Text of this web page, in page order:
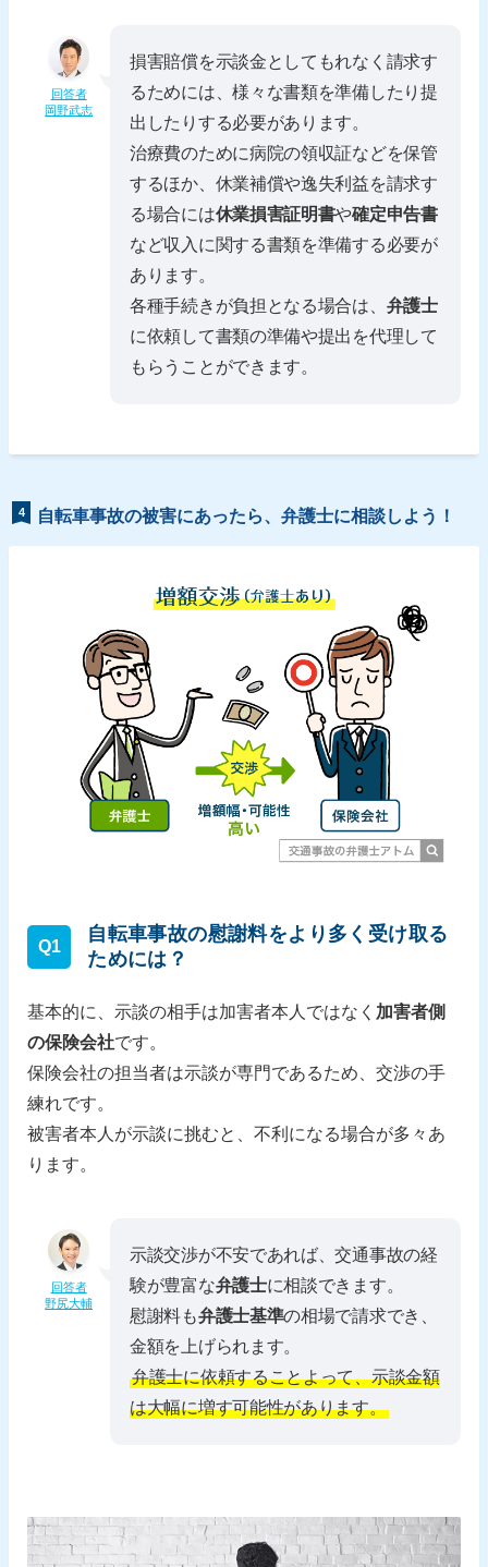
回答者
岡野武志
損害賠償を示談金としてもれなく請求す
るためには、様々な書類を準備したり提
出したりする必要があります。
治療費のために病院の領収証などを保管
するほか、休業補償や逸失利益を請求す
る場合には休業損害証明書や確定申告書
など収入に関する書類を準備する必要が
あります。
各種手続きが負担となる場合は、 弁護士
に依頼して書類の準備や提出を代理して
もらうことができます。
4 自転車事故の被害にあったら、弁護士に相談しよう！
Q1
自転車事故の慰謝料をより多く受け取る
ためには？
基本的に、示談の相手は加害者本人ではなく 加害者側
の保険会社です。
保険会社の担当者は示談が専門であるため、交渉の手
練れです。
被害者本人が示談に挑むと、不利になる場合が多々あ
ります。
回答者
野尻大輔
示談交渉が不安であれば、交通事故の経
験が豊富な弁護士に相談できます。
慰謝料も弁護士基準の相場で請求でき、
金額を上げられます。
弁護士に依頼することよって、示談金額
は大幅に増す可能性があります。